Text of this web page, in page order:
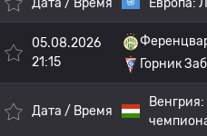
Дата / Время Европа:
05.08.2026
21:15
Горник
Дата / Время
Венгрия: